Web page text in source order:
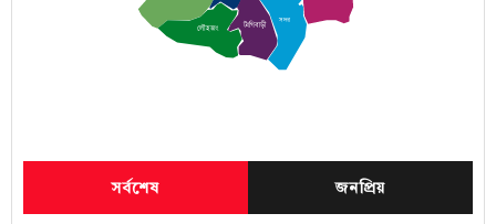
টংগিবাড়ী
সদর
লৌহজং
সর্বশেষ জনপ্রিয়